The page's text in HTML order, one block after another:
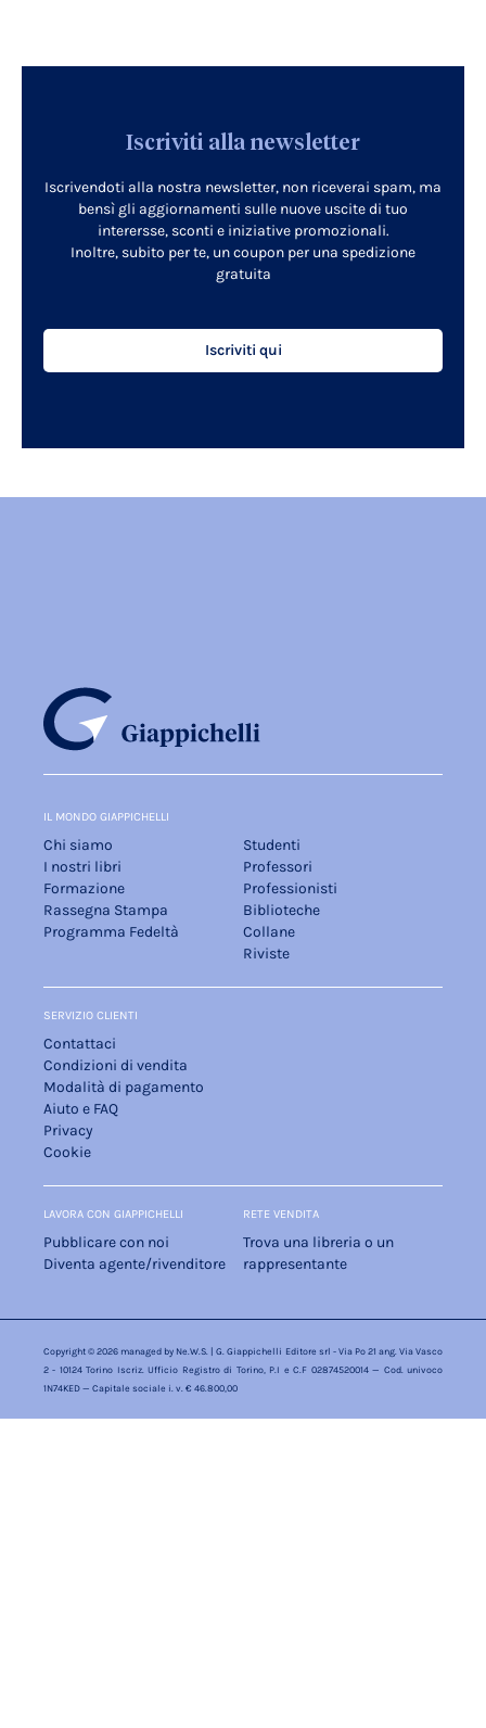
Iscriviti alla newsletter
Iscrivendoti alla nostra newsletter, non riceverai spam, ma
bensì gli aggiornamenti sulle nuove uscite di tuo
interersse, sconti e iniziative promozionali.
Inoltre, subito per te, un coupon per una spedizione
gratuita
Iscriviti qui
IL MONDO GIAPPICHELLI
Chi siamo
I nostri libri
Formazione
Rassegna Stampa
Programma Fedeltà
Studenti
Professori
Professionisti
Biblioteche
Collane
Riviste
SERVIZIO CLIENTI
Contattaci
Condizioni di vendita
Modalità di pagamento
Aiuto e FAQ
Privacy
Cookie
LAVORA CON GIAPPICHELLI
Pubblicare con noi
Diventa agente/rivenditore
RETE VENDITA
Trova una libreria o un
rappresentante
Copyright © 2026 managed by Ne.W.S. | G. Giappichelli Editore srl - Via Po 21 ang. Via Vasco
2 - 10124 Torino Iscriz. Ufficio Registro di Torino, P.I e C.F 02874520014 — Cod. univoco
1N74KED — Capitale sociale i. v. € 46.800,00